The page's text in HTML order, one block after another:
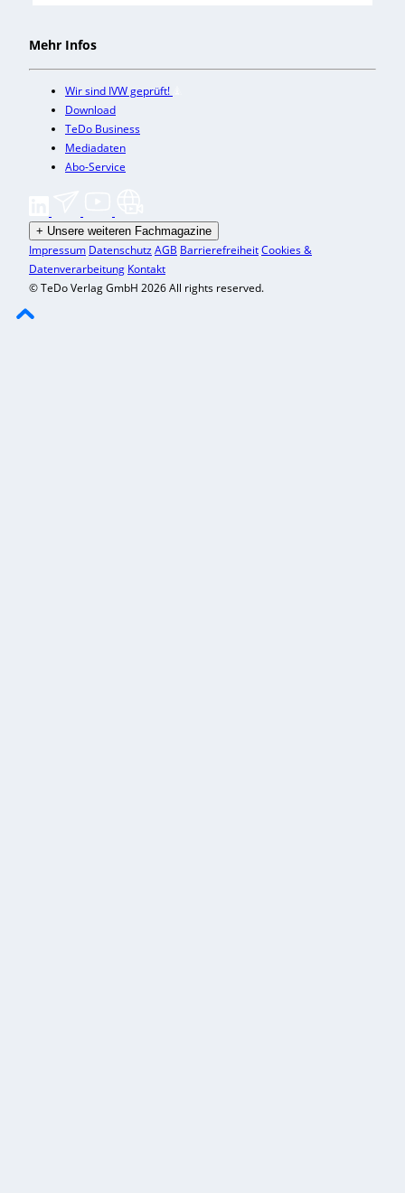
Mehr Infos
Wir sind IVW geprüft!
Download
TeDo Business
Mediadaten
Abo-Service
+ Unsere weiteren Fachmagazine
Impressum DatenschutzAGB BarrierefreiheitCookies &
Datenverarbeitung Kontakt
© TeDo Verlag GmbH 2026 All rights reserved.